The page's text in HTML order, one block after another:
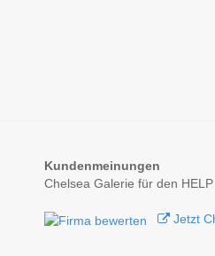
Kundenmeinungen
Chelsea Galerie für den
Jetzt